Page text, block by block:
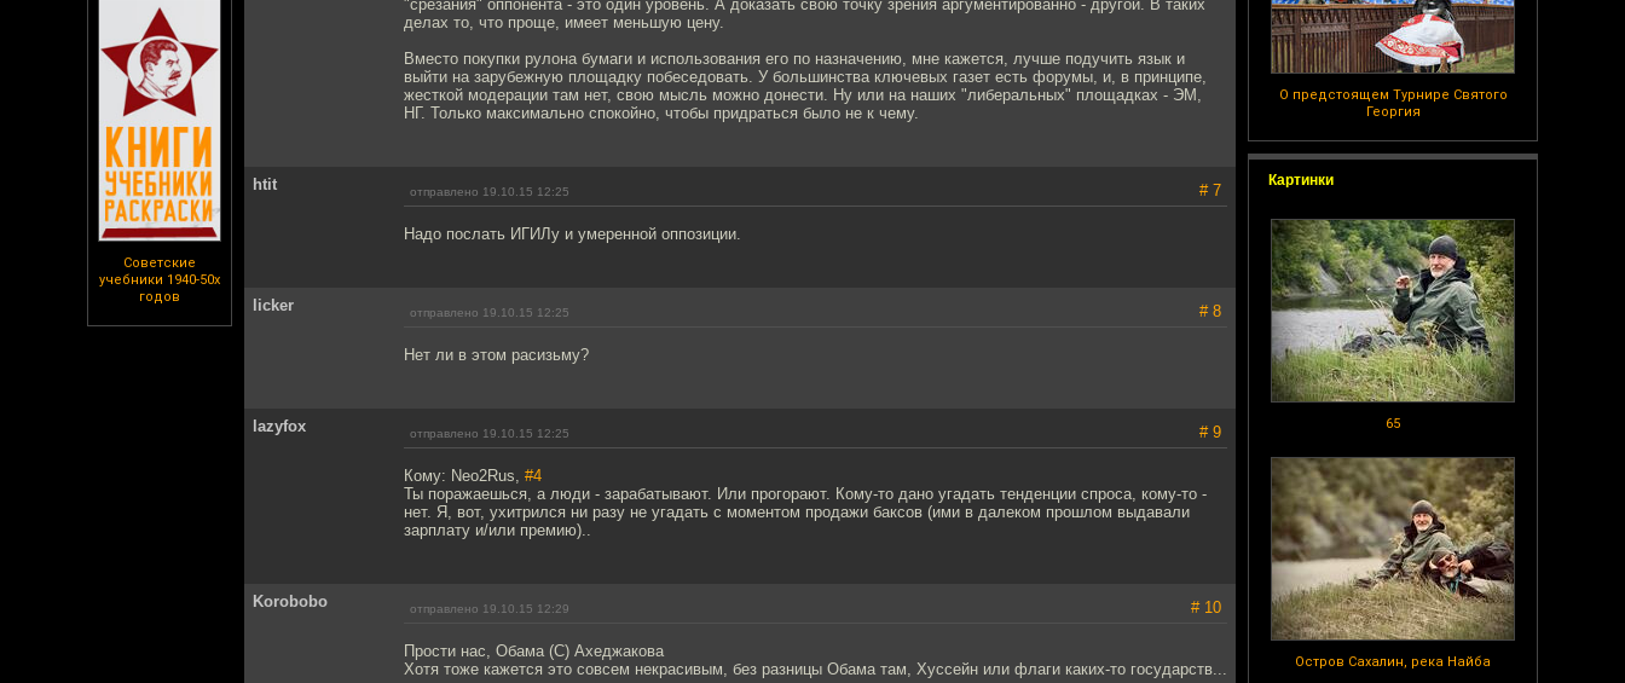
Советские
учебники 1940-50х
годов
О предстоящем Турнире Святого
Георгия
Картинки
65
Остров Сахалин, река Найба
"срезания" оппонента - это один уровень. А доказать свою точку зрения аргументированно - другой. В таких
делах то, что проще, имеет меньшую цену.
Вместо покупки рулона бумаги и использования его по назначению, мне кажется, лучше подучить язык и
выйти на зарубежную площадку побеседовать. У большинства ключевых газет есть форумы, и, в принципе,
жесткой модерации там нет, свою мысль можно донести. Ну или на наших "либеральных" площадках - ЭМ,
НГ. Только максимально спокойно, чтобы придраться было не к чему.
htit отправлено 19.10.15 12:25 # 7
Надо послать ИГИЛу и умеренной оппозиции.
licker отправлено 19.10.15 12:25 # 8
Нет ли в этом расизьму?
lazyfox отправлено 19.10.15 12:25 # 9
Кому: Neo2Rus, #4
Ты поражаешься, а люди - зарабатывают. Или прогорают. Кому-то дано угадать тенденции спроса, кому-то -
нет. Я, вот, ухитрился ни разу не угадать с моментом продажи баксов (ими в далеком прошлом выдавали
зарплату и/или премию)..
Korobobo отправлено 19.10.15 12:29 # 10
Прости нас, Обама (С) Ахеджакова
Хотя тоже кажется это совсем некрасивым, без разницы Обама там, Хуссейн или флаги каких-то государств...